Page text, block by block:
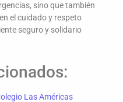
sino que también
el cuidado y respeto
seguro y solidario
Las Américas